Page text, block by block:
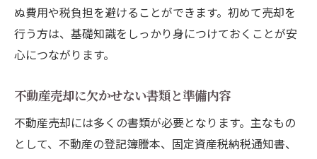
ぬ費用や税負担を避けることができます。初めて売却を
行う方は、基礎知識をしっかり身につけておくことが安
心につながります。
不動産売却に欠かせない書類と準備内容
不動産売却には多くの書類が必要となります。主なもの
として、不動産の登記簿謄本、固定資産税納税通知書、